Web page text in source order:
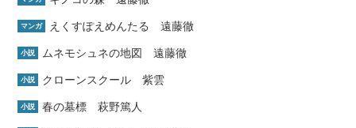
マンガ えくすぽえめんたる 遠藤徹
小説 ムネモシュネの地図 遠藤徹
小説 クローンスクール 紫雲
小説 春の墓標 萩野篤人